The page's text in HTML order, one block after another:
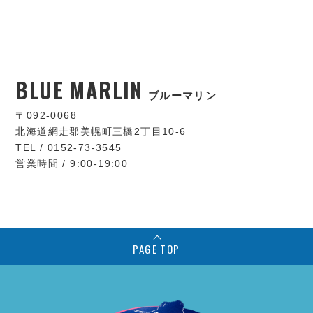
BLUE MARLIN ブルーマリン
〒092-0068
北海道網走郡美幌町三橋2丁目10-6
TEL / 0152-73-3545
営業時間 / 9:00-19:00
PAGE TOP